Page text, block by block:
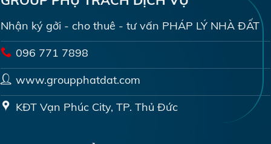
Nhận ký gởi - cho thuê - tư vấn PHÁP LÝ NHÀ ĐẤT
096 771 7898
www.groupphatdat.com
KĐT Vạn Phúc City, TP. Thủ Đức